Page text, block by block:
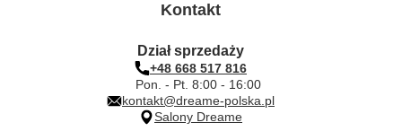
Kontakt
Dział sprzedaży
+48 668 517 816
Pon. - Pt. 8:00 - 16:00
kontakt@dreame-polska.pl
Salony Dreame